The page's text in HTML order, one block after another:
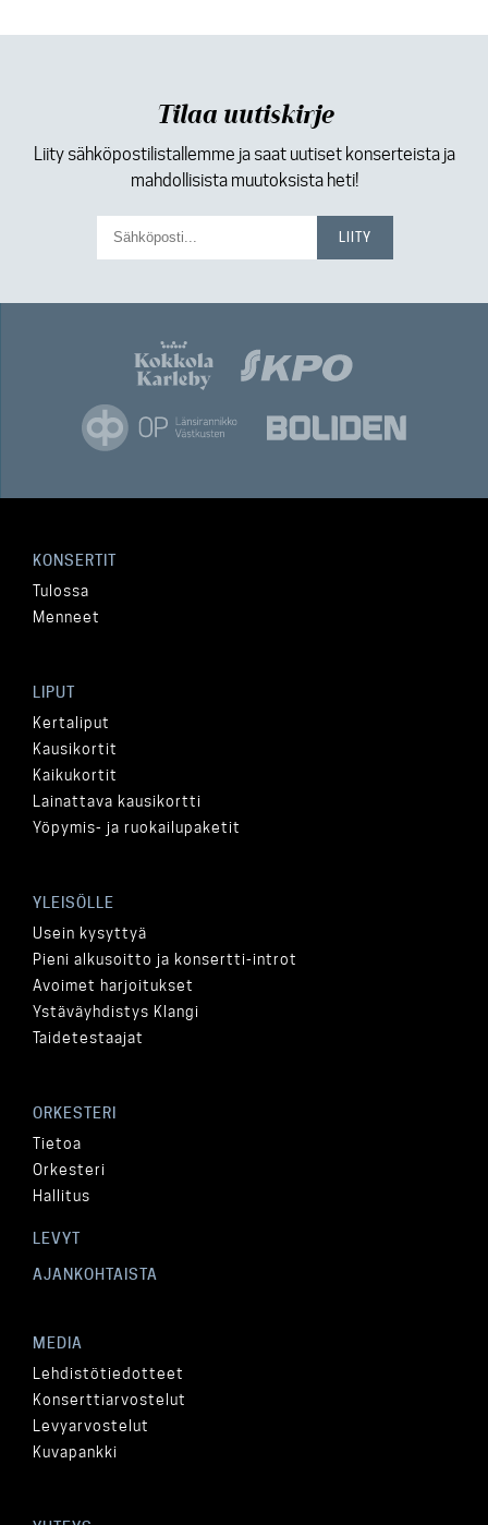
Tilaa uutiskirje
Liity sähköpostilistallemme ja saat uutiset konserteista ja
mahdollisista muutoksista heti!
KONSERTIT
Tulossa
Menneet
LIPUT
Kertaliput
Kausikortit
Kaikukortit
Lainattava kausikortti
Yöpymis- ja ruokailupaketit
YLEISÖLLE
Usein kysyttyä
Pieni alkusoitto ja konsertti-introt
Avoimet harjoitukset
Ystäväyhdistys Klangi
Taidetestaajat
ORKESTERI
Tietoa
Orkesteri
Hallitus
LEVYT
AJANKOHTAISTA
MEDIA
Lehdistötiedotteet
Konserttiarvostelut
Levyarvostelut
Kuvapankki